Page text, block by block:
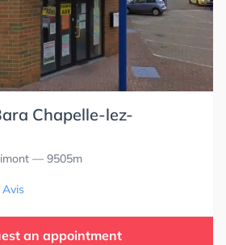
Chapelle-lez-
— 9505m
Avis
an appointment